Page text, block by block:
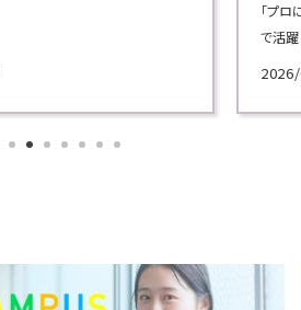
「プ
で活
講義を